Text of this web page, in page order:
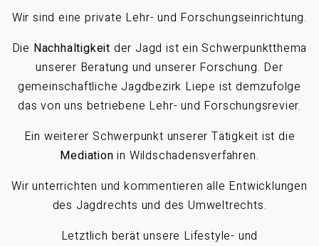
Wir sind eine private Lehr- und Forschungseinrichtung.
Die Nachhaltigkeit der Jagd ist ein Schwerpunktthema
unserer Beratung und unserer Forschung. Der
gemeinschaftliche Jagdbezirk Liepe ist demzufolge
das von uns betriebene Lehr- und Forschungsrevier.
Ein weiterer Schwerpunkt unserer Tätigkeit ist die
Mediation in Wildschadensverfahren.
Wir unterrichten und kommentieren alle Entwicklungen
des Jagdrechts und des Umweltrechts.
Letztlich berät unsere Lifestyle- und